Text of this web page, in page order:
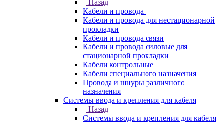
Назад
Кабели и провода
Кабели и провода для нестационарной
прокладки
Кабели и провода связи
Кабели и провода силовые для
стационарной прокладки
Кабели контрольные
Кабели специального назначения
Провода и шнуры различного
назначения
Системы ввода и крепления для кабеля
Назад
Системы ввода и крепления для кабеля